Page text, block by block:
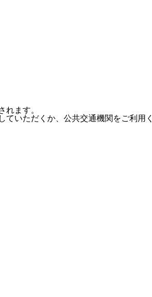
れます。
いただくか、公共交通機関をご利用く